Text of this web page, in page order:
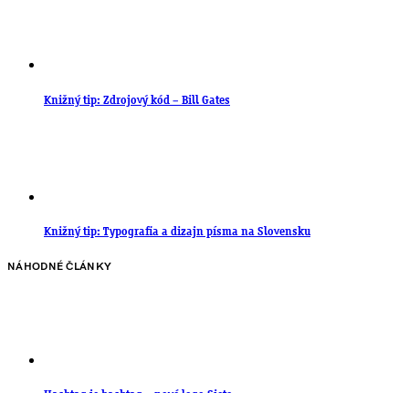
Knižný tip: Zdrojový kód – Bill Gates
Knižný tip: Typografia a dizajn písma na Slovensku
NÁHODNÉ ČLÁNKY